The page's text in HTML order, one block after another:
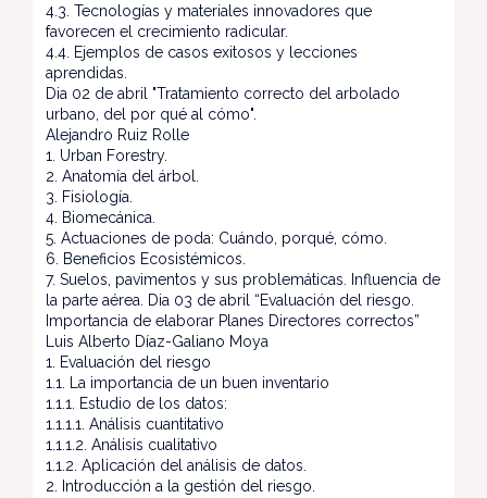
4.3. Tecnologías y materiales innovadores que
favorecen el crecimiento radicular.
4.4. Ejemplos de casos exitosos y lecciones
aprendidas.
Dia 02 de abril "Tratamiento correcto del arbolado
urbano, del por qué al cómo".
Alejandro Ruiz Rolle
1. Urban Forestry.
2. Anatomía del árbol.
3. Fisiología.
4. Biomecánica.
5. Actuaciones de poda: Cuándo, porqué, cómo.
6. Beneficios Ecosistémicos.
7. Suelos, pavimentos y sus problemáticas. Influencia de
la parte aérea. Dia 03 de abril “Evaluación del riesgo.
Importancia de elaborar Planes Directores correctos”
Luis Alberto Díaz-Galiano Moya
1. Evaluación del riesgo
1.1. La importancia de un buen inventario
1.1.1. Estudio de los datos:
1.1.1.1. Análisis cuantitativo
1.1.1.2. Análisis cualitativo
1.1.2. Aplicación del análisis de datos.
2. Introducción a la gestión del riesgo.